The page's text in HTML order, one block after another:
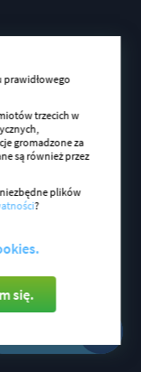
prawidłowego
trzecich w
gromadzone za
są również przez
plików
?
się.